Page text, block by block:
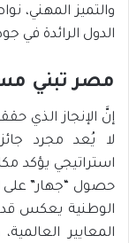
والتميز
الدول الرائدة في
مصر تبني
إنَّ الإنجاز الذي
لا يُعد مجرد
استراتيجي يؤكد
حصول “جهار” على
الوطنية يعكس
المعايير